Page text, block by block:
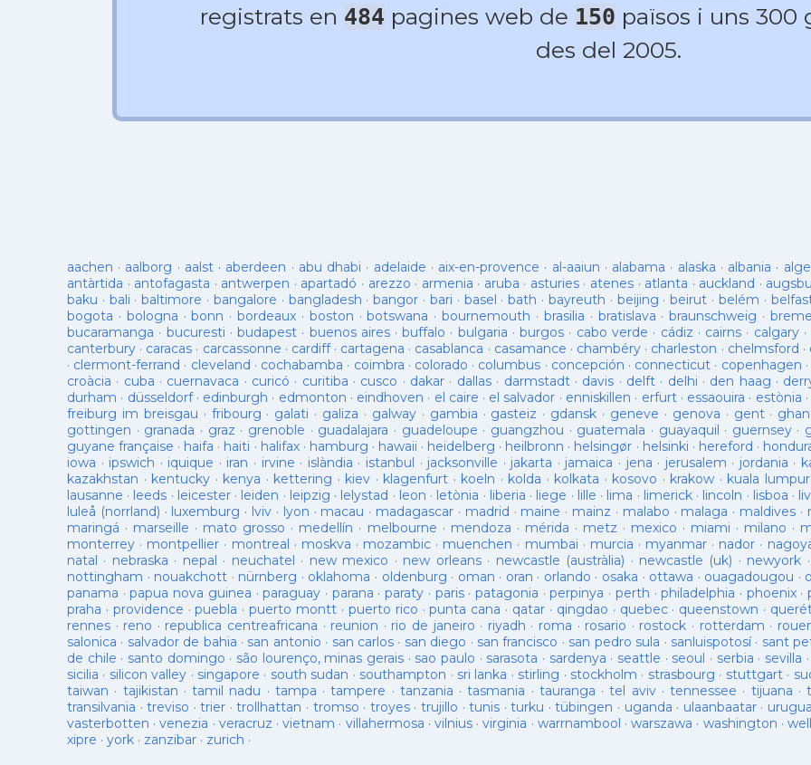
registrats en 484 pagines web de 150 països i uns 300
des del 2005.
aachen · aalborg · aalst· aberdeen · abu dhabi · adelaide · aix-en-provence · al-aaiun · alabama · alaska · albania ·
antàrtida · antofagasta · antwerpen · apartadó · arezzo · armenia · aruba · asturies· atenes · atlanta · auckland ·
baku · bali ·baltimore · bangalore · bangladesh ·bangor · bari · basel ·bath · bayreuth · beijing ·beirut · belém ·
bogota · bologna ·bonn ·bordeaux · boston ·botswana ·bournemouth · brasilia · bratislava ·braunschweig ·
bucaramanga · bucuresti · budapest · buenos aires·buffalo · bulgaria ·burgos · cabo verde · cádiz · cairns · calgary·
canterbury · caracas · carcassonne · cardiff· cartagena · casablanca · casamance · chambéry · charleston · chelmsford ·
· clermont-ferrand · cleveland · cochabamba · coimbra · colorado · columbus · concepción · connecticut · copenhagen ·
croàcia · cuba · cuernavaca · curicó · curitiba · cusco · dakar · dallas· darmstadt· davis · delft· delhi · den haag ·
durham · düsseldorf· edinburgh · edmonton · eindhoven · el caire · el salvador · enniskillen · erfurt· essaouira · estònia ·
freiburg im breisgau · fribourg · galati · galiza · galway· gambia · gasteiz · gdansk · geneve · genova · gent·
gottingen · granada · graz · grenoble · guadalajara · guadeloupe · guangzhou · guatemala · guayaquil · guernsey·
guyane française · haifa · haiti · halifax· hamburg · hawaii · heidelberg · heilbronn · helsingør · helsinki · hereford ·
iowa · ipswich · iquique · iran · irvine · islàndia · istanbul · jacksonville · jakarta · jamaica · jena · jerusalem · jordania ·
kazakhstan · kentucky · kenya · kettering · kiev · klagenfurt · koeln · kolda · kolkata · kosovo · krakow · kuala lumpur
lausanne · leeds · leicester· leiden · leipzig · lelystad · leon · letònia · liberia · liege · lille · lima · limerick· lincoln · lisboa ·
luleå (norrland) · luxemburg · lviv · lyon · macau · madagascar · madrid · maine · mainz · malabo · malaga · maldives ·
maringá · marseille · mato grosso · medellín · melbourne · mendoza · mérida · metz · mexico · miami · milano ·
monterrey · montpellier · montreal · moskva · mozambic · muenchen · mumbai · murcia · myanmar · nador ·
natal · nebraska · nepal · neuchatel · new mexico · new orleans· newcastle (austràlia) · newcastle (uk) · newyork ·
nottingham · nouakchott · nürnberg · oklahoma · oldenburg · oman · oran · orlando · osaka · ottawa · ouagadougou ·
panama ·papua nova guinea ·paraguay · parana ·paraty · paris· patagonia ·perpinya · perth ·philadelphia · phoenix·
praha · providence ·puebla ·puerto montt · puerto rico ·punta cana · qatar · qingdao · quebec· queenstown ·
rennes · reno · republica centreafricana · reunion · rio de janeiro · riyadh · roma · rosario · rostock · rotterdam ·
salonica · salvador de bahia · san antonio · san carlos · san diego · san francisco · san pedro sula · sanluispotosí· sant
de chile · santo domingo · são lourenço, minas gerais· sao paulo · sarasota · sardenya · seattle · seoul · serbia · sevilla ·
sicilia · silicon valley · singapore · south sudan · southampton · sri lanka · stirling · stockholm · strasbourg · stuttgart·
taiwan · tajikistan ·tamil nadu · tampa ·tampere · tanzania ·tasmania · tauranga ·tel aviv·tennessee · tijuana ·
transilvania ·treviso ·trier ·trollhattan · tromso · troyes· trujillo ·tunis ·turku ·tübingen · uganda · ulaanbaatar·
vasterbotten ·venezia · veracruz ·vietnam · villahermosa · vilnius·virginia · warrnambool ·warszawa · washington ·
xipre · york · zanzibar · zurich ·